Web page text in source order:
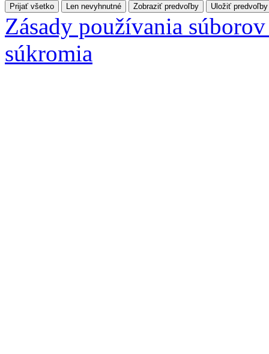
Prijať všetko Len nevyhnutné Zobraziť predvoľby Uložiť predvoľby
Zásady používania
súkromia